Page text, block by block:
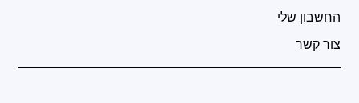
החשבון שלי
צור קשר